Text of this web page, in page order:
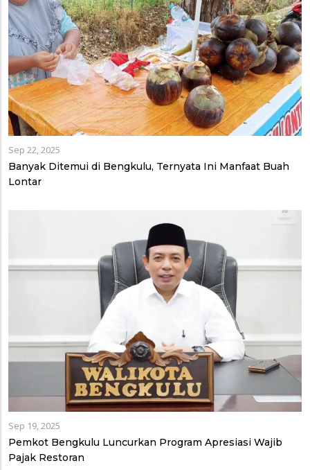
Sep 22, 2025
Banyak Ditemui di Bengkulu, Ternyata Ini Manfaat Buah
Lontar
Sep 19, 2025
Pemkot Bengkulu Luncurkan Program Apresiasi Wajib
Pajak Restoran